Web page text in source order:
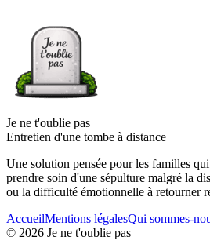
Je ne t'oublie pas
Entretien d'une tombe à distance
Une solution pensée pour les familles
prendre soin d'une sépulture malgré la
ou la difficulté émotionnelle à retourner
AccueilMentions légalesQui sommes-
© 2026 Je ne t'oublie pas